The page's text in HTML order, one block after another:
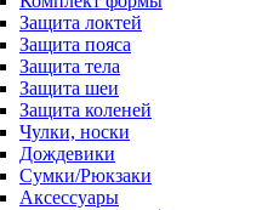
Защита локтей
Защита пояса
Защита тела
Защита шеи
Защита коленей
Чулки, носки
Дождевики
Сумки/Рюкзаки
Аксессуары